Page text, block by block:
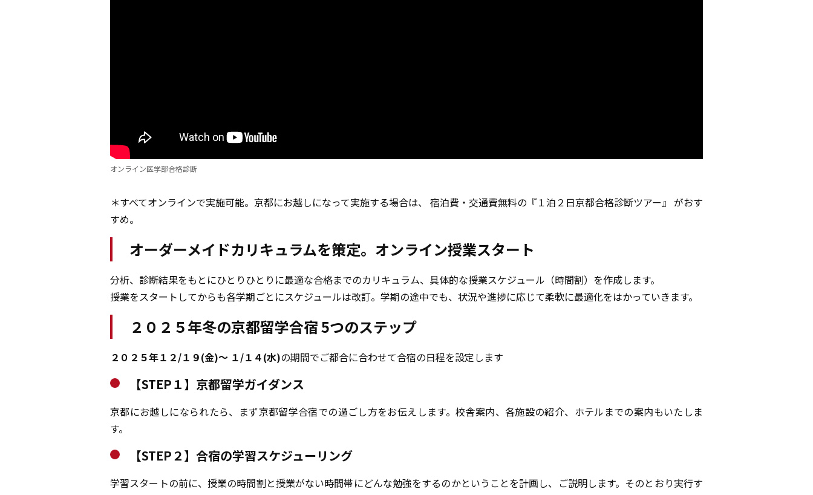
オンライン医学部合格診断
＊すべてオンラインで実施可能。京都にお越しになって実施する場合は、 宿泊費・交通費無料の『１泊２日京都合格診断ツアー』 がおす
すめ。
オーダーメイドカリキュラムを策定。オンライン授業スタート
分析、診断結果をもとにひとりひとりに最適な合格までのカリキュラム、具体的な授業スケジュール（時間割）を作成します。
授業をスタートしてからも各学期ごとにスケジュールは改訂。学期の途中でも、状況や進捗に応じて柔軟に最適化をはかっていきます。
２０２５年冬の京都留学合宿 5つのステップ
２０２５年１２/１９(金)～ １/１４(水)の期間でご都合に合わせて合宿の日程を設定します
【STEP１】京都留学ガイダンス
京都にお越しになられたら、まず京都留学合宿での過ごし方をお伝えします。校舎案内、各施設の紹介、ホテルまでの案内もいたしま
す。
【STEP２】合宿の学習スケジューリング
学習スタートの前に、授業の時間割と授業がない時間帯にどんな勉強をするのかということを計画し、ご説明します。そのとおり実行す